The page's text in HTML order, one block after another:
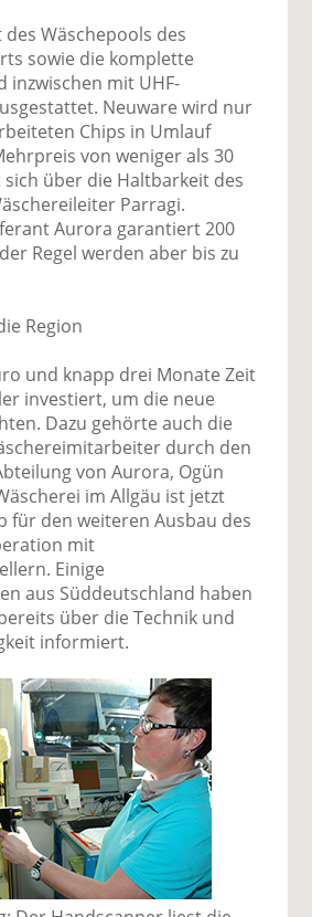
Wäschepools des
sowie die komplette
inzwischen mit UHF-
Neuware wird nur
Chips in Umlauf
von weniger als 30
über die Haltbarkeit des
Parragi.
Aurora garantiert 200
Regel werden aber bis zu
Region
und knapp drei Monate Zeit
investiert, um die neue
Dazu gehörte auch die
durch den
von Aurora, Ogün
im Allgäu ist jetzt
für den weiteren Ausbau des
mit
Einige
aus Süddeutschland haben
über die Technik und
informiert.